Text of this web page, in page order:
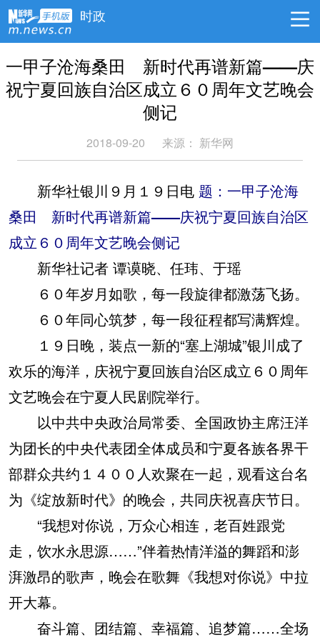
时政
一甲子沧海桑田 新时代再谱新篇——庆
祝宁夏回族自治区成立６０周年文艺晚会
侧记
2018-09-20 来源： 新华网
新华社银川９月１９日电 题：一甲子沧海
桑田 新时代再谱新篇——庆祝宁夏回族自治区
成立６０周年文艺晚会侧记
新华社记者 谭谟晓、任玮、于瑶
６０年岁月如歌，每一段旋律都激荡飞扬。
６０年同心筑梦，每一段征程都写满辉煌。
１９日晚，装点一新的“塞上湖城”银川成了
欢乐的海洋，庆祝宁夏回族自治区成立６０周年
文艺晚会在宁夏人民剧院举行。
以中共中央政治局常委、全国政协主席汪洋
为团长的中央代表团全体成员和宁夏各族各界干
部群众共约１４００人欢聚在一起，观看这台名
为《绽放新时代》的晚会，共同庆祝喜庆节日。
“我想对你说，万众心相连，老百姓跟党
走，饮水永思源……”伴着热情洋溢的舞蹈和澎
湃激昂的歌声，晚会在歌舞《我想对你说》中拉
开大幕。
奋斗篇、团结篇、幸福篇、追梦篇……全场